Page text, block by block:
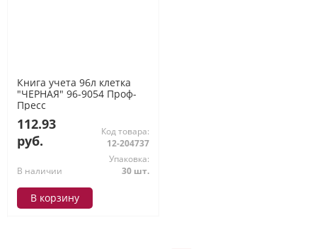
Книга учета 96л клетка
"ЧЕРНАЯ" 96-9054 Проф-
Пресс
112.93
руб.
Код товара:
12-204737
В наличии
Упаковка:
30 шт.
В корзину